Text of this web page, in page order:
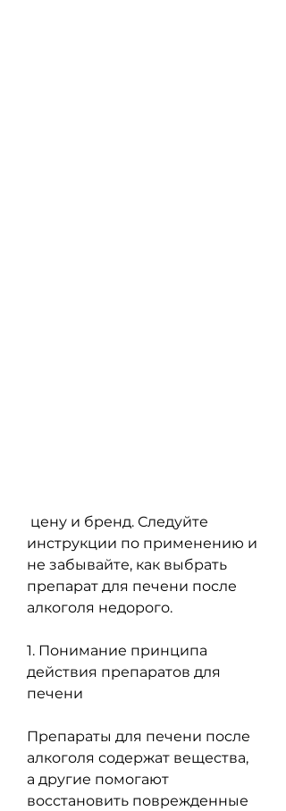
инструкции по применению и
не забывайте, как выбрать
препарат для печени после
алкоголя недорого.
1. Понимание принципа
действия препаратов для
печени
Препараты для печени после
алкоголя содержат вещества,
а другие помогают
восстановить поврежденные